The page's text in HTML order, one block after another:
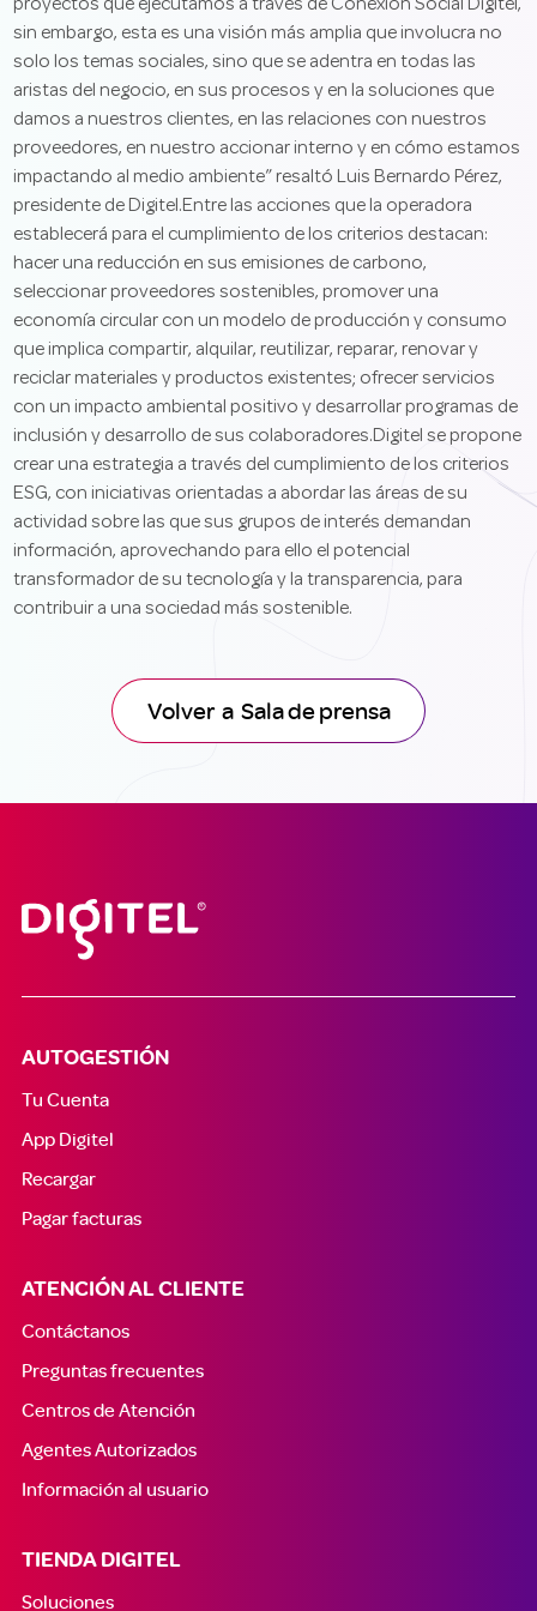
proyectos que ejecutamos a través de Conexión Social Digitel,
sin embargo, esta es una visión más amplia que involucra no
solo los temas sociales, sino que se adentra en todas las
aristas del negocio, en sus procesos y en la soluciones que
damos a nuestros clientes, en las relaciones con nuestros
proveedores, en nuestro accionar interno y en cómo estamos
impactando al medio ambiente” resaltó Luis Bernardo Pérez,
presidente de Digitel.Entre las acciones que la operadora
establecerá para el cumplimiento de los criterios destacan:
hacer una reducción en sus emisiones de carbono,
seleccionar proveedores sostenibles, promover una
economía circular con un modelo de producción y consumo
que implica compartir, alquilar, reutilizar, reparar, renovar y
reciclar materiales y productos existentes; ofrecer servicios
con un impacto ambiental positivo y desarrollar programas de
inclusión y desarrollo de sus colaboradores.Digitel se propone
crear una estrategia a través del cumplimiento de los criterios
ESG, con iniciativas orientadas a abordar las áreas de su
actividad sobre las que sus grupos de interés demandan
información, aprovechando para ello el potencial
transformador de su tecnología y la transparencia, para
contribuir a una sociedad más sostenible.
Volver a Sala de prensa
AUTOGESTIÓN
Tu Cuenta
App Digitel
Recargar
Pagar facturas
ATENCIÓN AL CLIENTE
Contáctanos
Preguntas frecuentes
Centros de Atención
Agentes Autorizados
Información al usuario
TIENDA DIGITEL
Soluciones